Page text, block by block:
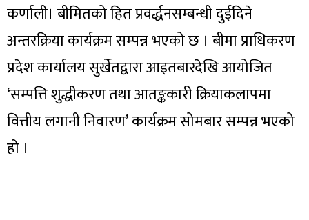
कर्णाली। बीमितको हित प्रवर्द्धनसम्बन्धी दुईदिने
अन्तरक्रिया कार्यक्रम सम्पन्न भएको छ । बीमा प्राधिकरण
प्रदेश कार्यालय सुर्खेतद्वारा आइतबारदेखि आयोजित
‘सम्पत्ति शुद्धीकरण तथा आतङ्ककारी क्रियाकलापमा
वित्तीय लगानी निवारण’ कार्यक्रम सोमबार सम्पन्न भएको
हो ।